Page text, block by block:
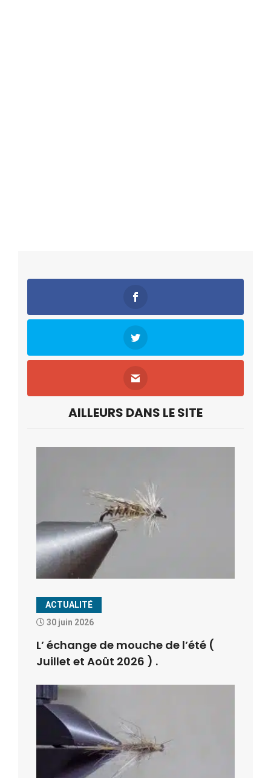
AILLEURS DANS LE SITE
ACTUALITÉ
30 juin 2026
L’ échange de mouche de l’été (
Juillet et Août 2026 ) .